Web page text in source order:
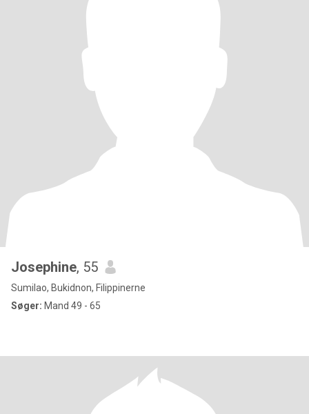
Josephine, 55
Sumilao, Bukidnon, Filippinerne
Søger: Mand 49 - 65